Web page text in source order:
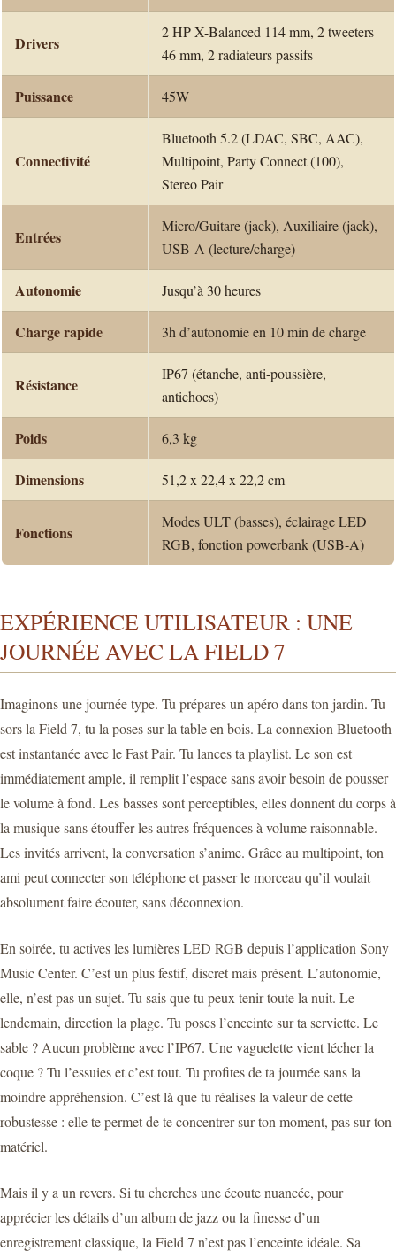
Drivers
2 HP X-Balanced 114 mm, 2 tweeters
46 mm, 2 radiateurs passifs
Puissance 45W
Connectivité
Bluetooth 5.2 (LDAC, SBC, AAC),
Multipoint, Party Connect (100),
Stereo Pair
Entrées
Micro/Guitare (jack), Auxiliaire (jack),
USB-A (lecture/charge)
Autonomie Jusqu’à 30 heures
Charge rapide 3h d’autonomie en 10 min de charge
Résistance
IP67 (étanche, anti-poussière,
antichocs)
Poids 6,3 kg
Dimensions 51,2 x 22,4 x 22,2 cm
Fonctions
Modes ULT (basses), éclairage LED
RGB, fonction powerbank (USB-A)
EXPÉRIENCE UTILISATEUR : UNE
JOURNÉE AVEC LA FIELD 7
Imaginons une journée type. Tu prépares un apéro dans ton jardin. Tu
sors la Field 7, tu la poses sur la table en bois. La connexion Bluetooth
est instantanée avec le Fast Pair. Tu lances ta playlist. Le son est
immédiatement ample, il remplit l’espace sans avoir besoin de pousser
le volume à fond. Les basses sont perceptibles, elles donnent du corps à
la musique sans étouffer les autres fréquences à volume raisonnable.
Les invités arrivent, la conversation s’anime. Grâce au multipoint, ton
ami peut connecter son téléphone et passer le morceau qu’il voulait
absolument faire écouter, sans déconnexion.
En soirée, tu actives les lumières LED RGB depuis l’application Sony
Music Center. C’est un plus festif, discret mais présent. L’autonomie,
elle, n’est pas un sujet. Tu sais que tu peux tenir toute la nuit. Le
lendemain, direction la plage. Tu poses l’enceinte sur ta serviette. Le
sable ? Aucun problème avec l’IP67. Une vaguelette vient lécher la
coque ? Tu l’essuies et c’est tout. Tu profites de ta journée sans la
moindre appréhension. C’est là que tu réalises la valeur de cette
robustesse : elle te permet de te concentrer sur ton moment, pas sur ton
matériel.
Mais il y a un revers. Si tu cherches une écoute nuancée, pour
apprécier les détails d’un album de jazz ou la finesse d’un
enregistrement classique, la Field 7 n’est pas l’enceinte idéale. Sa